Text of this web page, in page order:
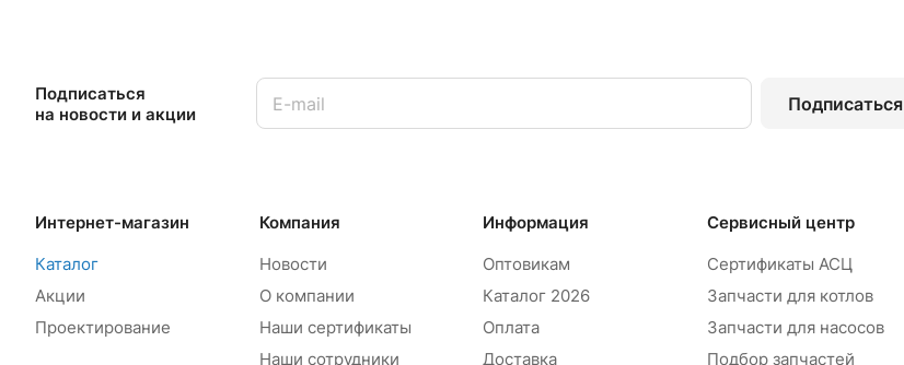
Подписаться
на новости и акции
Подписаться
Интернет-магазин
Каталог
Акции
Проектирование
Компания
Новости
О компании
Наши сертификаты
Наши сотрудники
Информация
Оптовикам
Каталог 2026
Оплата
Доставка
Сервисный центр
Сертификаты АСЦ
Запчасти для котлов
Запчасти для насосов
Подбор запчастей